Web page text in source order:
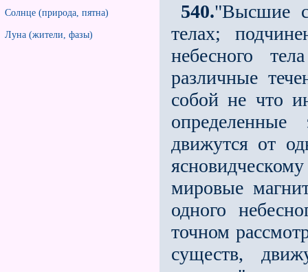
Солнце (природа, пятна)
Луна (жители, фазы)
540."Высшие
телах;
небесного
различные
собой не что
движутся от
мировые
одного
точном
существ,